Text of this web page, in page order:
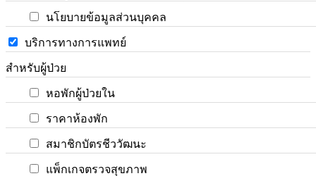
นโยบายข้อมูลส่วนบุคคล
บริการทางการแพทย์
สำหรับผู้ป่วย
หอพักผู้ป่วยใน
ราคาห้องพัก
สมาชิกบัตรชีววัฒนะ
แพ็กเกจตรวจสุขภาพ